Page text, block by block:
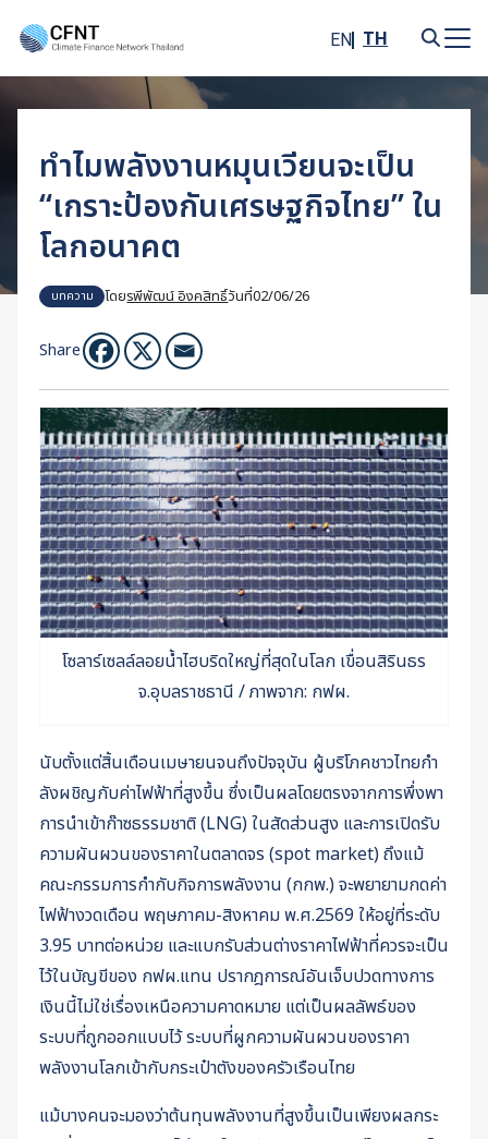
for:
EN TH
ทำไมพลังงานหมุนเวียนจะเป็น
“เกราะป้องกันเศรษฐกิจไทย” ใน
โลกอนาคต
บทความ โดยรพีพัฒน์ อิงคสิทธิ์วันที่02/06/26
Share
โซลาร์เซลล์ลอยน้ำไฮบริดใหญ่ที่สุดในโลก เขื่อนสิรินธร
จ.อุบลราชธานี / ภาพจาก: กฟผ.
นับตั้งแต่สิ้นเดือนเมษายนจนถึงปัจจุบัน ผู้บริโภคชาวไทยกำ
ลังผชิญกับค่าไฟฟ้าที่สูงขึ้น ซึ่งเป็นผลโดยตรงจากการพึ่งพา
การนำเข้าก๊าซธรรมชาติ (LNG) ในสัดส่วนสูง และการเปิดรับ
ความผันผวนของราคาในตลาดจร (spot market) ถึงแม้
คณะกรรมการกำกับกิจการพลังงาน (กกพ.) จะพยายามกดค่า
ไฟฟ้างวดเดือน พฤษภาคม-สิงหาคม พ.ศ.2569 ให้อยู่ที่ระดับ
3.95 บาทต่อหน่วย และแบกรับส่วนต่างราคาไฟฟ้าที่ควรจะเป็น
ไว้ในบัญขีของ กฟผ.แทน ปรากฎการณ์อันเจ็บปวดทางการ
เงินนี้ไม่ใช่เรื่องเหนือความคาดหมาย แต่เป็นผลลัพธ์ของ
ระบบที่ถูกออกแบบไว้ ระบบที่ผูกความผันผวนของราคา
พลังงานโลกเข้ากับกระเป๋าตังของครัวเรือนไทย
แม้บางคนจะมองว่าต้นทุนพลังงานที่สูงขึ้นเป็นเพียงผลกระ